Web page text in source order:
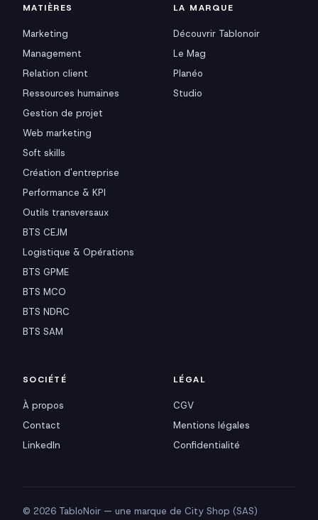
MATIÈRES
Marketing
Management
Relation client
Ressources humaines
Gestion de projet
Web marketing
Soft skills
Création d'entreprise
Performance & KPI
Outils transversaux
BTS CEJM
Logistique & Opérations
BTS GPME
BTS MCO
BTS NDRC
BTS SAM
LA MARQUE
Découvrir Tablonoir
Le Mag
Planéo
Studio
SOCIÉTÉ
À propos
Contact
LinkedIn
LÉGAL
CGV
Mentions légales
Confidentialité
© 2026 TabloNoir — une marque de City Shop (SAS)